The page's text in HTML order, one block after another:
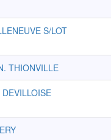
S/LOT
THIONVILLE